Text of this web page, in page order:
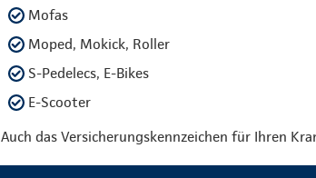
Mofas
Moped, Mokick, Roller
S-Pedelecs, E-Bikes
E-Scooter
Auch das Versicherungskennzeichen für Ihren